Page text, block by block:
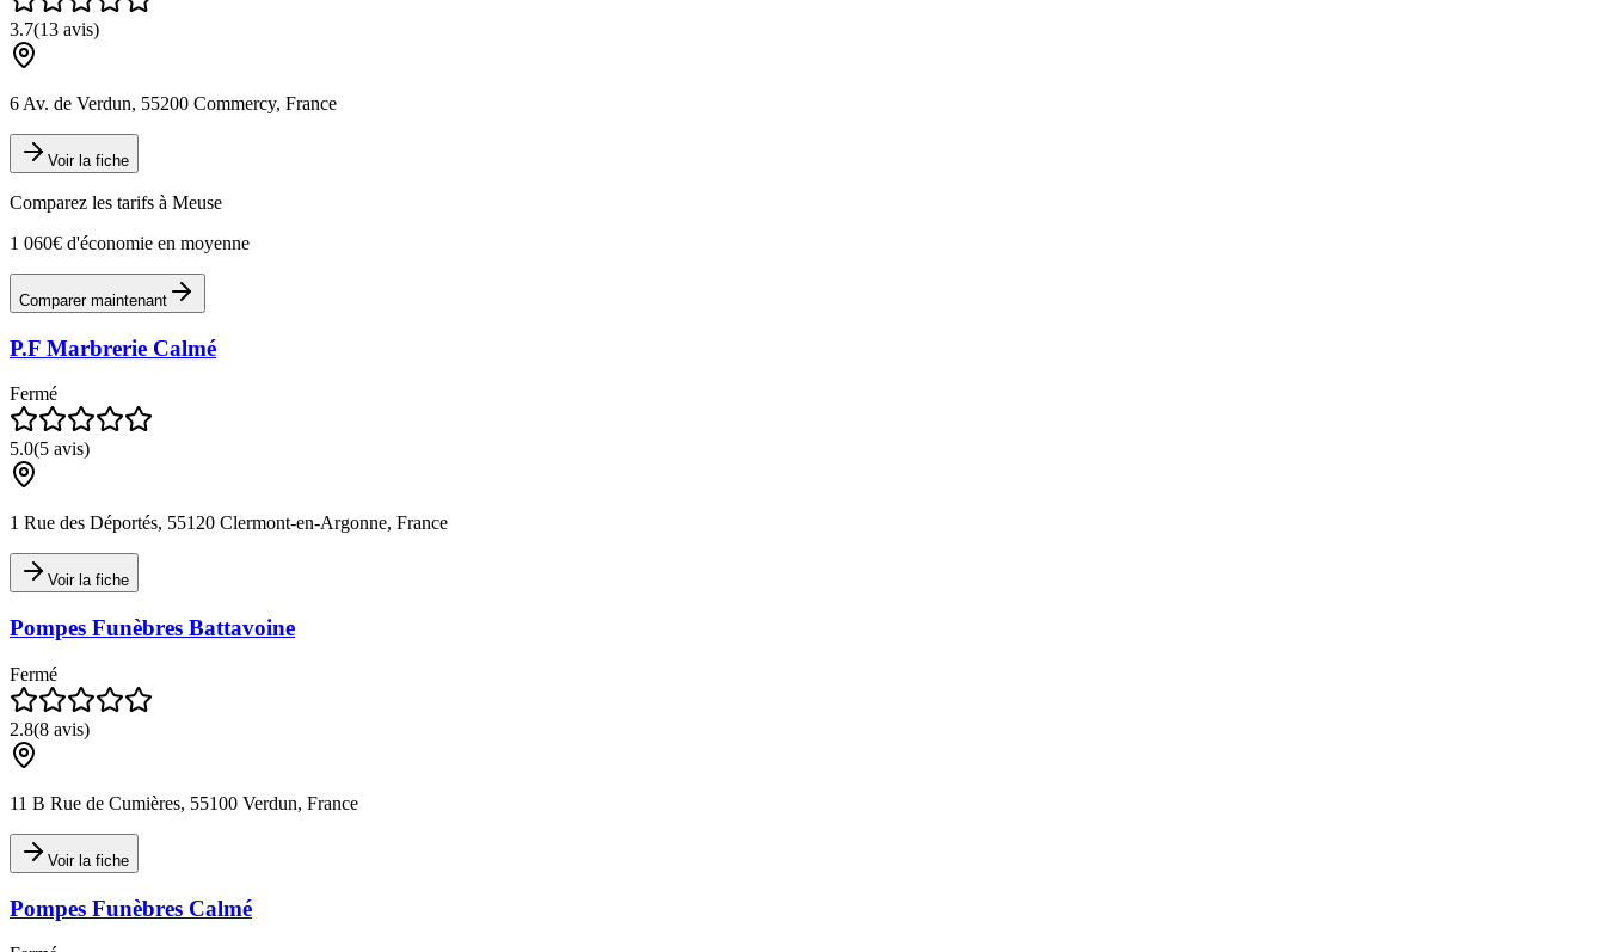
3.7(13 avis)
6 Av. de Verdun, 55200 Commercy, France
Voir la fiche
Comparez les tarifs à Meuse
1 060€ d'économie en moyenne
Comparer maintenant
P.F Marbrerie Calmé
Fermé
5.0(5 avis)
1 Rue des Déportés, 55120 Clermont-en-Argonne, France
Voir la fiche
Pompes Funèbres Battavoine
Fermé
2.8(8 avis)
11 B Rue de Cumières, 55100 Verdun, France
Voir la fiche
Pompes Funèbres Calmé